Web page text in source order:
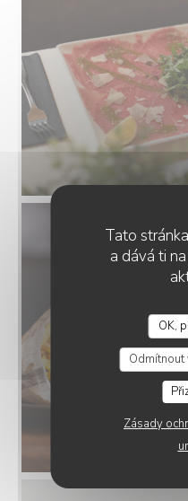
Tato
a dává ti
OK,
Odmítnout
Zásady